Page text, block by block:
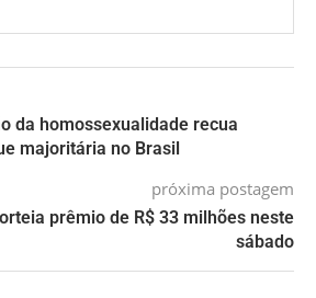
da homossexualidade recua
majoritária no Brasil
próxima postagem
prêmio de R$ 33 milhões neste
sábado